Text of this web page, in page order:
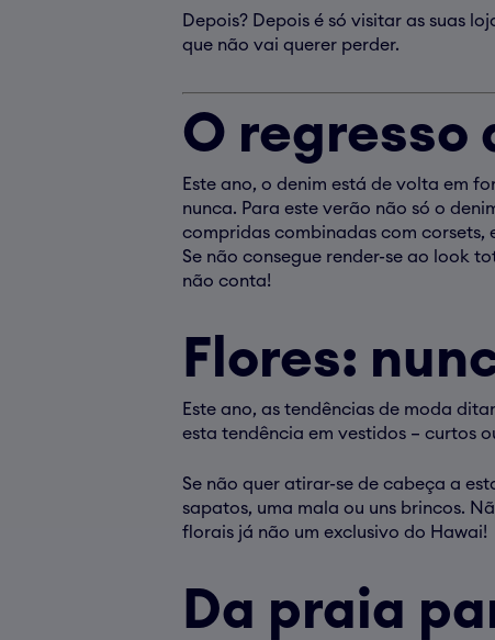
Depois? Depois é só visitar as suas
que não vai querer perder.
O regresso
Este ano, o denim está de volta em
nunca. Para este verão não só o
compridas combinadas com corsets,
Se não consegue render-se ao look
não conta!
Flores:
Este ano, as tendências de moda
esta tendência em vestidos – curtos
Se não quer atirar-se de cabeça a
sapatos, uma mala ou uns brincos.
florais já não um exclusivo do Hawai!
Da praia